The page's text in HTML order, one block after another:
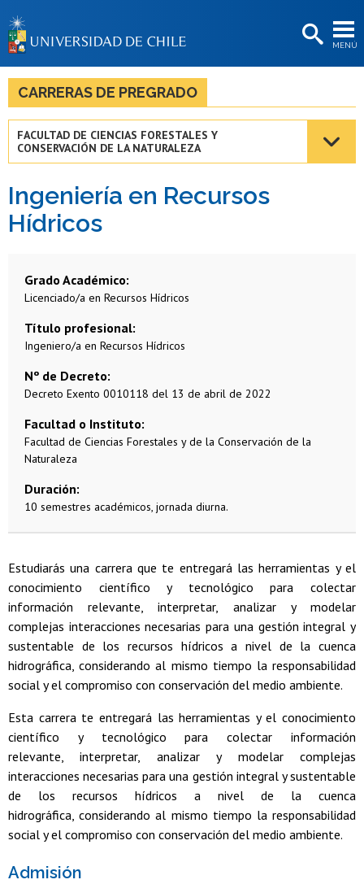
MENÚ
BIBLIOTECAS
LA UNIVERSIDAD
Estudiantes
CARRERAS DE PREGRADO
FACULTAD DE CIENCIAS FORESTALES Y
CONSERVACIÓN DE LA NATURALEZA
Ingeniería en Recursos
Hídricos
Grado Académico
Licenciado/a en Recursos Hídricos
Título profesional
Ingeniero/a en Recursos Hídricos
Nº de Decreto
Decreto Exento 0010118 del 13 de abril de 2022
Facultad o Instituto
Facultad de Ciencias Forestales y de la Conservación de la
Naturaleza
Duración
10 semestres académicos, jornada diurna.
Estudiarás una carrera que te entregará las herramientas y el
conocimiento científico y tecnológico para colectar
información relevante, interpretar, analizar y modelar
complejas interacciones necesarias para una gestión integral y
sustentable de los recursos hídricos a nivel de la cuenca
hidrográfica, considerando al mismo tiempo la responsabilidad
social y el compromiso con conservación del medio ambiente.
Esta carrera te entregará las herramientas y el conocimiento
científico y tecnológico para colectar información
relevante, interpretar, analizar y modelar complejas
interacciones necesarias para una gestión integral y sustentable
de los recursos hídricos a nivel de la cuenca
hidrográfica, considerando al mismo tiempo la responsabilidad
social y el compromiso con conservación del medio ambiente.
Admisión